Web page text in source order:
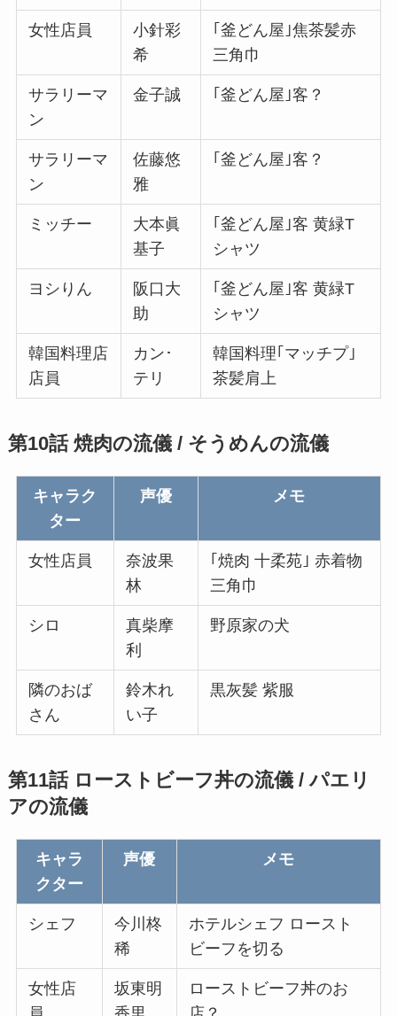
女性店員
小針彩
希
｢釜どん屋｣焦茶髪赤
三角巾
サラリーマ
ン
金子誠 ｢釜どん屋｣客？
サラリーマ
ン
佐藤悠
雅
｢釜どん屋｣客？
ミッチー
大本眞
基子
｢釜どん屋｣客 黄緑T
シャツ
ヨシりん
阪口大
助
｢釜どん屋｣客 黄緑T
シャツ
韓国料理店
店員
カン･
テリ
韓国料理｢マッチプ｣
茶髪肩上
第10話 焼肉の流儀 / そうめんの流儀
キャラク
ター
声優 メモ
女性店員
奈波果
林
｢焼肉 十柔苑｣ 赤着物
三角巾
シロ
真柴摩
利
野原家の犬
隣のおば
さん
鈴木れ
い子
黒灰髪 紫服
第11話 ローストビーフ丼の流儀 / パエリ
アの流儀
キャラ
クター
声優 メモ
シェフ
今川柊
稀
ホテルシェフ ロースト
ビーフを切る
女性店
坂東明
ローストビーフ丼のお